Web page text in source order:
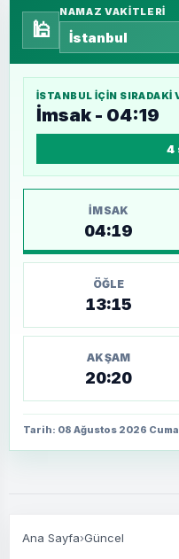
🕌
NAMAZ VAKITLERI
İSTANBUL IÇIN SIRADAKI
İmsak - 04:19
4
İMSAK
04:19
ÖĞLE
13:15
AKŞAM
20:20
Tarih: 08 Ağustos 2026
Ana Sayfa›Güncel